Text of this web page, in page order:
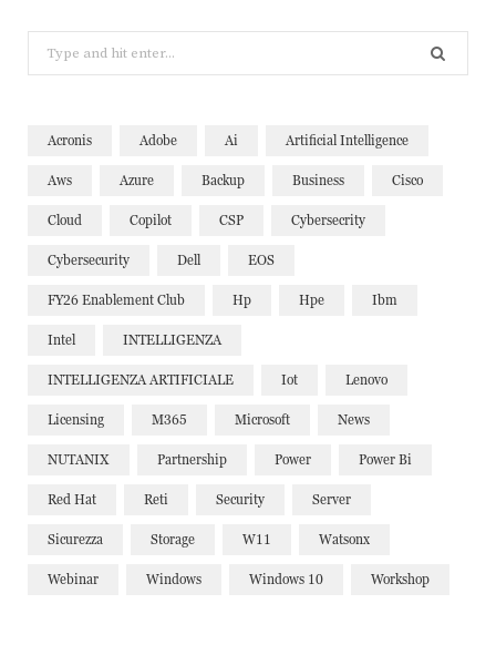
for:
Acronis Adobe Ai Artificial Intelligence
Aws Azure Backup Business Cisco
Cloud Copilot CSP Cybersecrity
Cybersecurity Dell EOS
FY26 Enablement Club Hp Hpe Ibm
Intel INTELLIGENZA
INTELLIGENZA ARTIFICIALE Iot Lenovo
Licensing M365 Microsoft News
NUTANIX Partnership Power Power Bi
Red Hat Reti Security Server
Sicurezza Storage W11 Watsonx
Webinar Windows Windows 10 Workshop